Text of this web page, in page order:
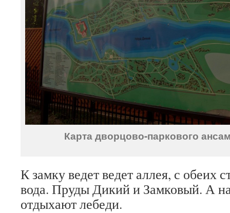
Карта дворцово-паркового
К замку ведет ведет аллея, с обеих
вода. Пруды Дикий и Замковый. А
отдыхают лебеди.